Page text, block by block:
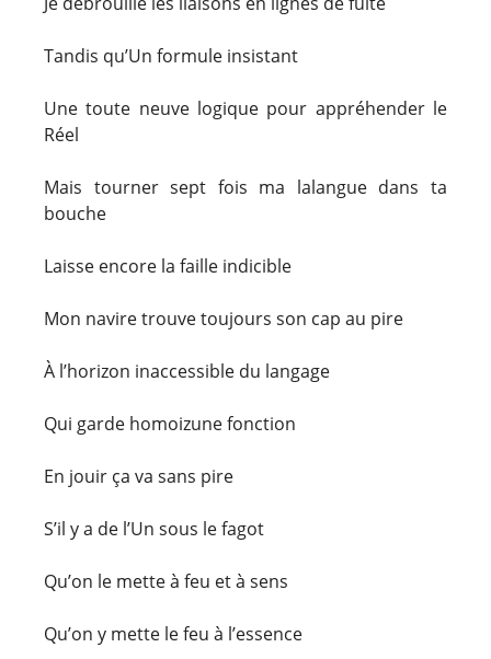
Tandis qu’Un formule insistant
Une toute neuve logique pour appréhender le
Réel
Mais tourner sept fois ma lalangue dans ta
bouche
Laisse encore la faille indicible
Mon navire trouve toujours son cap au pire
À l’horizon inaccessible du langage
Qui garde homoizune fonction
En jouir ça va sans pire
S’il y a de l’Un sous le fagot
Qu’on le mette à feu et à sens
Qu’on y mette le feu à l’essence